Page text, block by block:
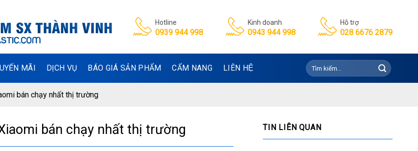
Hotline
0939 944 998
Kinh doanh
0943 944 998
Hỗ trợ
028 6676 2879
MÃI DỊCH VỤ BÁO GIÁ SẢN PHẨM CẨM NANG LIÊN HỆ
Tìm
kiếm:
bán chạy nhất thị trường
bán chạy nhất thị trường TIN LIÊN QUAN